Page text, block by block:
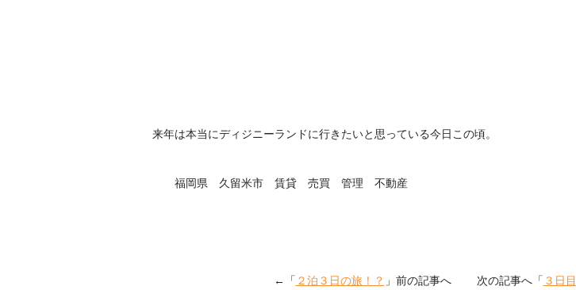
来年は本当にディジニーランドに行きたいと思っている今日この頃。
福岡県 久留米市 賃貸 売買 管理 不動産
←「 ２泊３日の旅！？ 」前の記事へ 次の記事へ「 ３日目